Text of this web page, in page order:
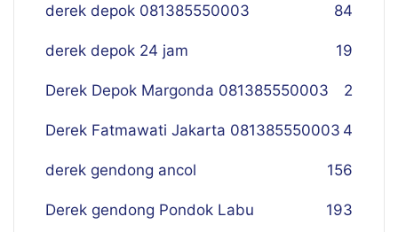
derek depok 081385550003 84
derek depok 24 jam 19
Derek Depok Margonda 081385550003 2
Derek Fatmawati Jakarta 081385550003 4
derek gendong ancol 156
Derek gendong Pondok Labu 193